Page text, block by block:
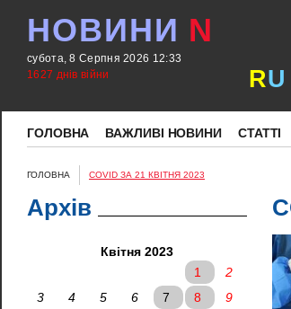
НОВИНИ N
субота, 8 Серпня 2026 12:33
1627 днів війни
RU
ГОЛОВНА ВАЖЛИВІ НОВИНИ СТАТТІ
ГОЛОВНА COVID ЗА 21 КВІТНЯ 2023
Архів
Квітня 2023
1
2
3
4 5 6 7 8
9